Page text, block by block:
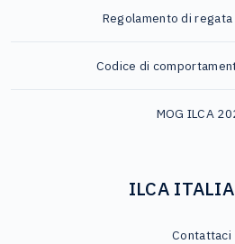
Regolamento di
Codice di
MOG ILCA
ILCA
Contattaci